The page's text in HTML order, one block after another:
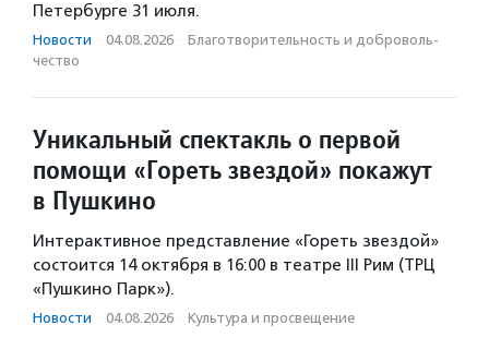
Петербурге 31 июля.
Новости · 04.08.2026 · Благотвори­тель­ность и доброволь­
чест­во
Уникальный спектакль о первой
помощи «Гореть звездой» покажут
в Пушкино
Интерактивное представление «Гореть звездой»
состоится 14 октября в 16:00 в театре III Рим (ТРЦ
«Пушкино Парк»).
Новости · 04.08.2026 · Культура и просвещение